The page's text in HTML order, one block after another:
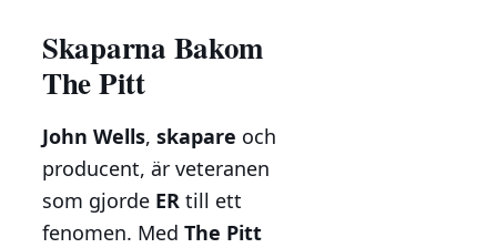
Skaparna Bakom
The Pitt
John Wells, skapare och
producent, är veteranen
som gjorde ER till ett
fenomen. Med The Pitt